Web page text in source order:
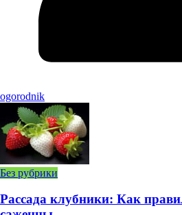
ogorodnik
Без рубрики
Рассада клубники: Как